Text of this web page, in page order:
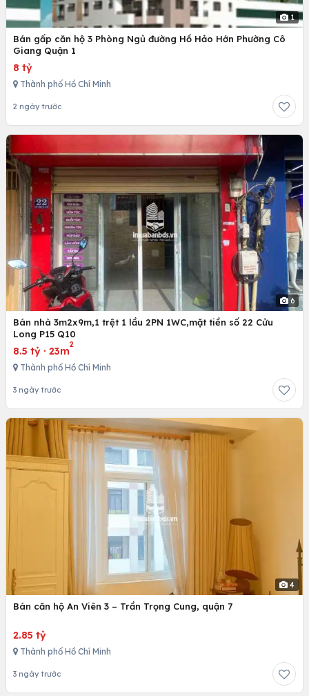
1
Bán gấp căn hộ 3 Phòng Ngủ đường Hồ Hảo Hớn Phường Cô
Giang Quận 1
8 tỷ
Thành phố Hồ Chí Minh
2 ngày trước
6
Bán nhà 3m2x9m,1 trệt 1 lầu 2PN 1WC,mặt tiền số 22 Cửu
Long P15 Q10
8.5 tỷ · 23m
2
Thành phố Hồ Chí Minh
3 ngày trước
4
Bán căn hộ An Viên 3 – Trần Trọng Cung, quận 7
2.85 tỷ
Thành phố Hồ Chí Minh
3 ngày trước